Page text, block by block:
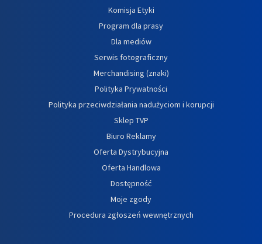
Komisja Etyki
Program dla prasy
Dla mediów
Serwis fotograficzny
Merchandising (znaki)
Polityka Prywatności
Polityka przeciwdziałania nadużyciom i korupcji
Sklep TVP
Biuro Reklamy
Oferta Dystrybucyjna
Oferta Handlowa
Dostępność
Moje zgody
Procedura zgłoszeń wewnętrznych